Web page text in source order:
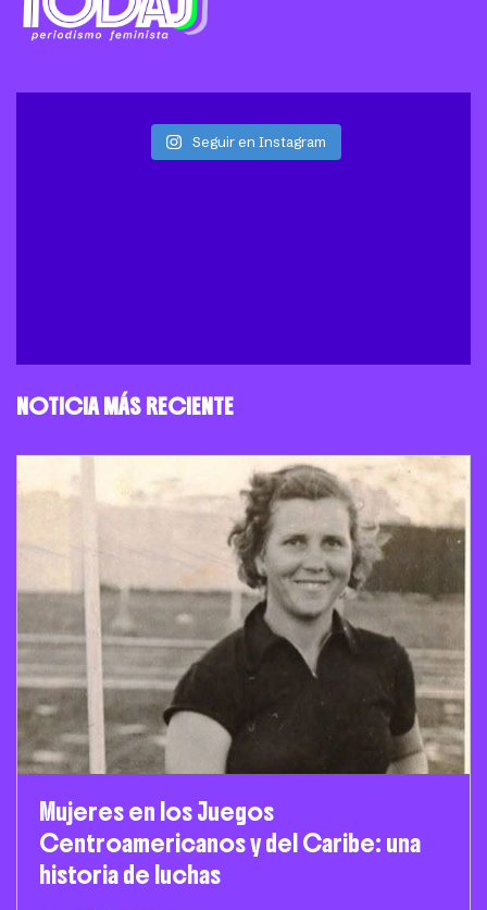
Seguir en Instagram
NOTICIA MÁS RECIENTE
Mujeres en los Juegos
Centroamericanos y del Caribe: una
historia de luchas